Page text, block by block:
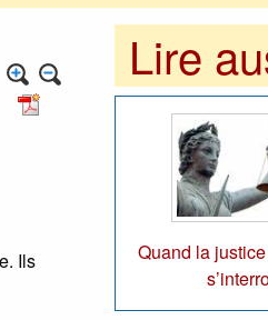
Ils
Lire
Quand la